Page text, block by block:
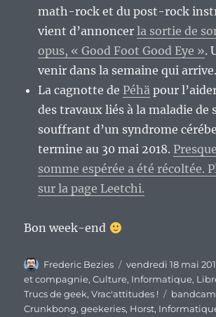
math-rock et du post-rock
vient d’annoncerla sortie de
opus, « Good Foot Good Eye ».
venir dans la semaine qui arrive.
La cagnotte de Péhä pour
des travaux liés à la maladie de
souffrant d’un syndrome
termine au 30 mai 2018.
somme espérée a été récoltée.
sur la page Leetchi.
Bon week-end
Auteur
Frederic Bezies
Publié
le
vendredi 18 mai
et compagnie,Culture, Informatique,
Trucs de geek,Vrac'attitudes !
Crunkbong,geekeries, Horst,